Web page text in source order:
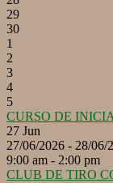
29
30
1
2
3
4
5
CURSO DE
27 Jun
27/06/2026 - 28/
9:00 am - 2:00 pm
CLUB DE TIRO